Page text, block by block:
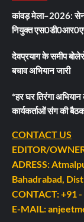
कांवड़ मेला–2026:
नियुक्त
देवप्रयाग के समीप
बचाव अभियान जारी
*हर घर तिरंगा
कार्यकर्ताओं संग की
CONTACT US
EDITOR/
ADRESS:
Bahadrabad,
CONTACT: +91
E-MAIL: